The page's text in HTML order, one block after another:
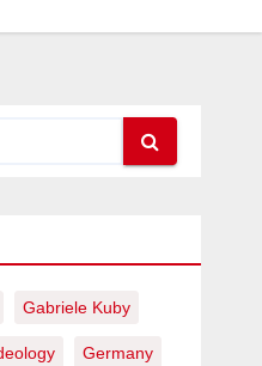
Gabriele Kuby
Germany